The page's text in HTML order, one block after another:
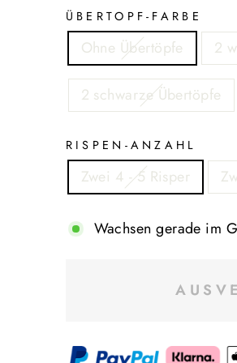
ÜBERTOPF-FARBE
Ohne Übertöpfe 2
2 schwarze Übertöpfe
RISPEN-ANZAHL
Zwei 4 - 5 Risper
Wachsen gerade im